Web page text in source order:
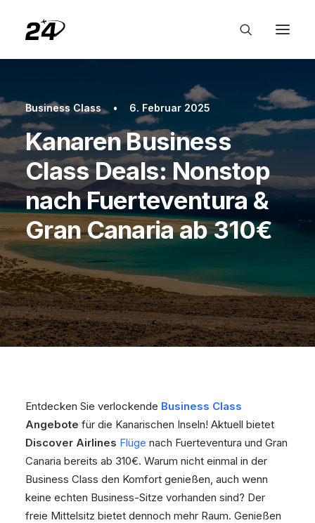
Business Class • 6. Februar 2025
Kanaren Business
Class Deals: Nonstop
nach Fuerteventura &
Gran Canaria ab 310€
Entdecken Sie verlockende Business Class
Angebote für die Kanarischen Inseln! Aktuell bietet
Discover Airlines Flüge nach Fuerteventura und Gran
Canaria bereits ab 310€. Warum nicht einmal in der
Business Class den Komfort genießen, auch wenn
keine echten Business-Sitze vorhanden sind? Der
freie Mittelsitz bietet dennoch mehr Raum. Genießen